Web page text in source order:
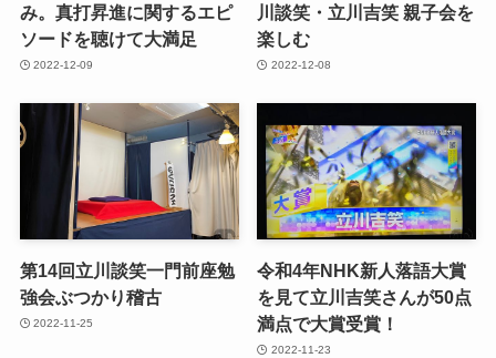
み。真打昇進に関するエピ
ソードを聴けて大満足
2022-12-09
川談笑・立川吉笑 親子会を
楽しむ
2022-12-08
第14回立川談笑一門前座勉
強会ぶつかり稽古
2022-11-25
令和4年NHK新人落語大賞
を見て立川吉笑さんが50点
満点で大賞受賞！
2022-11-23